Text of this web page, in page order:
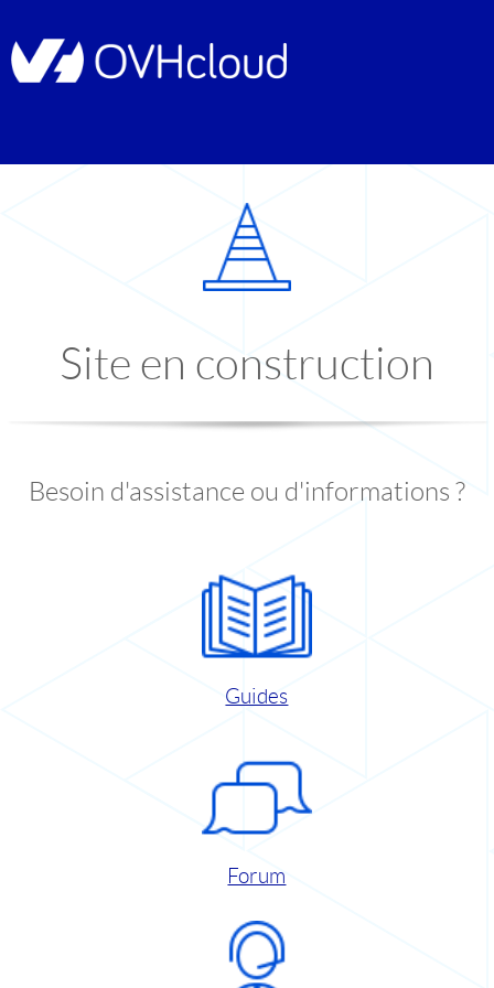
Site en construction
Besoin d'assistance ou d'informations ?
Guides
Forum